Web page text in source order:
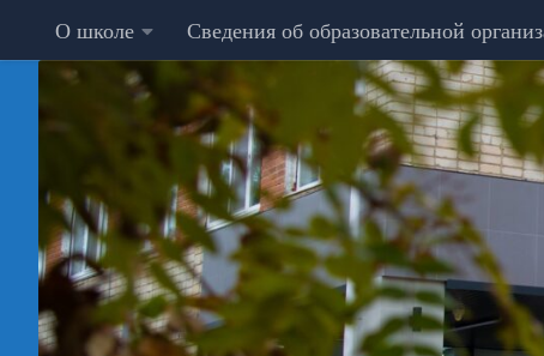
Перейти к содержимому
О школе Сведения об образовательной